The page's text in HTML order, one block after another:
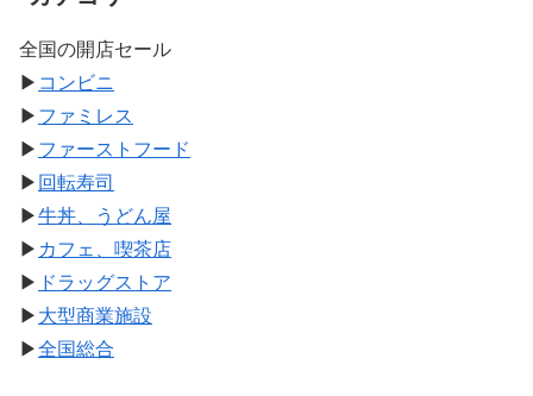
全国の開店セール
▶ コンビニ
▶ ファミレス
▶ ファーストフード
▶ 回転寿司
▶牛丼、うどん屋
▶ カフェ、喫茶店
▶ ドラッグストア
▶ 大型商業施設
▶全国総合